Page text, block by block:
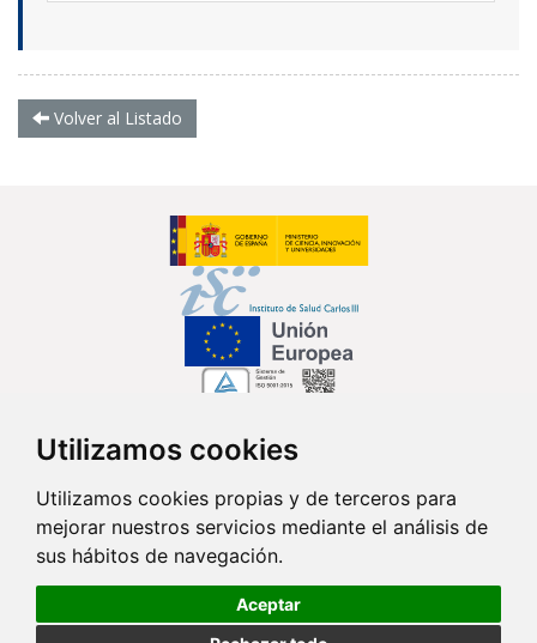
Utilizamos cookies
Utilizamos cookies propias y de terceros para
mejorar nuestros servicios mediante el análisis de
sus hábitos de navegación.
Aceptar
Volver al Listado
Síguenos en...
Contacto
Av. Monforte de Lemos, 3-5. Pabellón 11. Planta 0 28029 Madrid
info@ciberisciii.es